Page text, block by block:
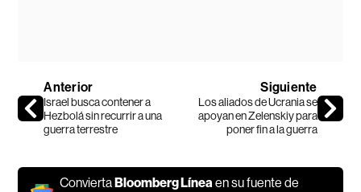
Anterior
Israel busca contener a
Hezbolá sin recurrir a una
guerra terrestre
Siguiente
Los aliados de Ucrania se
apoyan en Zelenskiy para
poner fin a la guerra
Convierta Bloomberg Líneaen su fuente de